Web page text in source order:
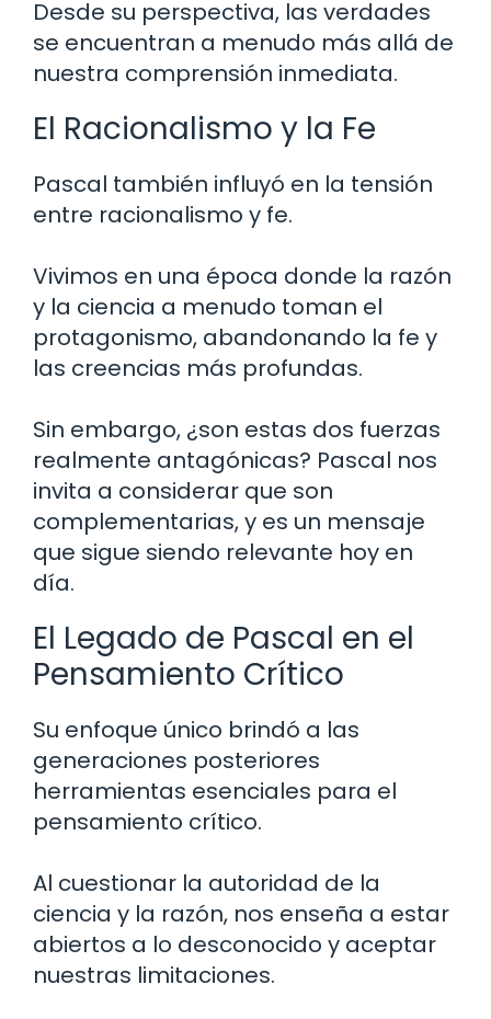
Desde su perspectiva, las verdades
se encuentran a menudo más allá de
nuestra comprensión inmediata.
El Racionalismo y la Fe
Pascal también influyó en la tensión
entre racionalismo y fe.
Vivimos en una época donde la razón
y la ciencia a menudo toman el
protagonismo, abandonando la fe y
las creencias más profundas.
Sin embargo, ¿son estas dos fuerzas
realmente antagónicas? Pascal nos
invita a considerar que son
complementarias, y es un mensaje
que sigue siendo relevante hoy en
día.
El Legado de Pascal en el
Pensamiento Crítico
Su enfoque único brindó a las
generaciones posteriores
herramientas esenciales para el
pensamiento crítico.
Al cuestionar la autoridad de la
ciencia y la razón, nos enseña a estar
abiertos a lo desconocido y aceptar
nuestras limitaciones.